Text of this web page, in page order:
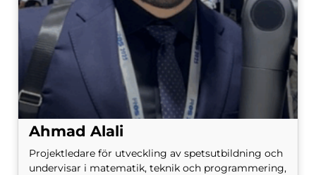
Ahmad Alali
Projektledare för utveckling av spetsutbildning och
undervisar i matematik, teknik och programmering,